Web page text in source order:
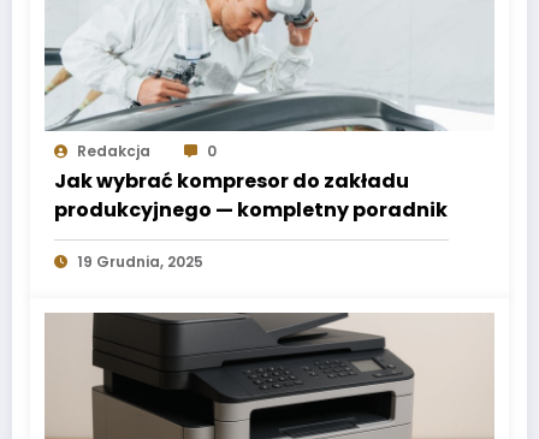
Redakcja 0
Jak wybrać kompresor do zakładu
produkcyjnego — kompletny poradnik
19 Grudnia, 2025